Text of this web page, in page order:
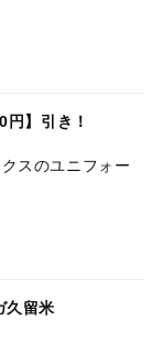
】引き！
スのユニフォー
久留米